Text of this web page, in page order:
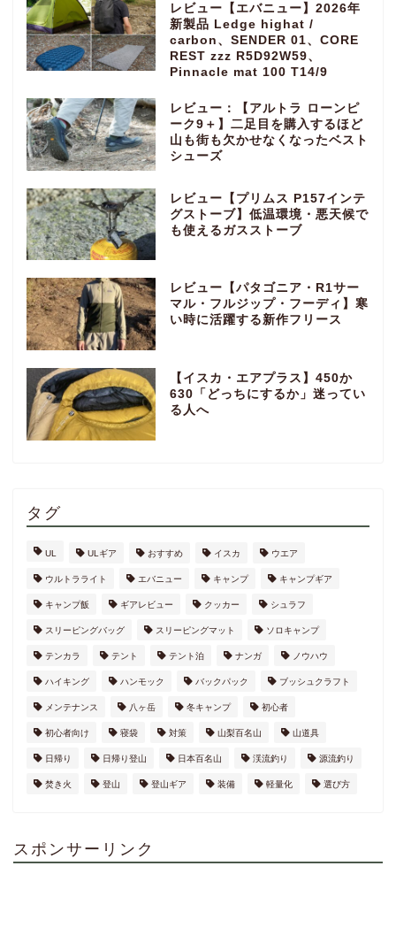
レビュー【エバニュー】2026年
新製品 Ledge highat /
carbon、SENDER 01、CORE
REST zzz R5D92W59、
Pinnacle mat 100 T14/9
レビュー：【アルトラ ローンピ
ーク9＋】二足目を購入するほど
山も街も欠かせなくなったベスト
シューズ
レビュー【プリムス P157インテ
グストーブ】低温環境・悪天候で
も使えるガスストーブ
レビュー【パタゴニア・R1サー
マル・フルジップ・フーディ】寒
い時に活躍する新作フリース
【イスカ・エアプラス】450か
630「どっちにするか」迷ってい
る人へ
タグ
UL ULギア おすすめ イスカ ウエア
ウルトラライト エバニュー キャンプ キャンプギア
キャンプ飯 ギアレビュー クッカー シュラフ
スリーピングバッグ スリーピングマット ソロキャンプ
テンカラ テント テント泊 ナンガ ノウハウ
ハイキング ハンモック バックパック ブッシュクラフト
メンテナンス 八ヶ岳 冬キャンプ 初心者
初心者向け 寝袋 対策 山梨百名山 山道具
日帰り 日帰り登山 日本百名山 渓流釣り 源流釣り
焚き火 登山 登山ギア 装備 軽量化 選び方
スポンサーリンク